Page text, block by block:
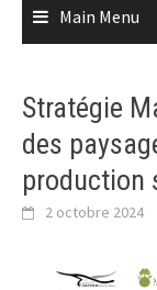
Main Menu
Stratégie
des
production
2 octobre 2024